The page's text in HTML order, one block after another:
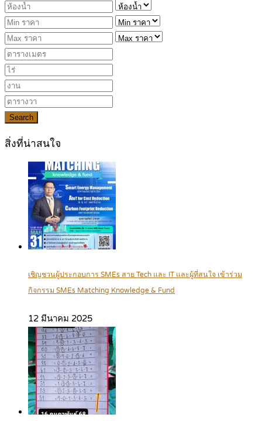
Search
สิ่งที่น่าสนใจ
เชิญชวนผู้ประกอบการ SMEs สาย Tech และ IT และผู้ที่สนใจ เข้าร่วม
กิจกรรม SMEs Matching Knowledge & Fund
12 มีนาคม 2025